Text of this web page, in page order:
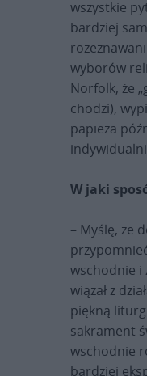
wszystkie
bardziej
wyborów
Norfolk, że
chodzi),
papieża
W jaki
– Myślę, że
wschodnie i
wiązał z
piękną
sakrament
wschodnie
bardziej